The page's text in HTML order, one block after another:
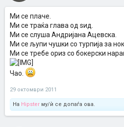
Ми се плаче.
Ми се траќа глава од ѕид.
Ми се слуша Андријана Ацевска.
Ми се љупи чушки со турпија за
Ми се требе ориз со бокерски
Чао.
29 октомври 2011
На Hipster му/ѝ се допаѓа ова.